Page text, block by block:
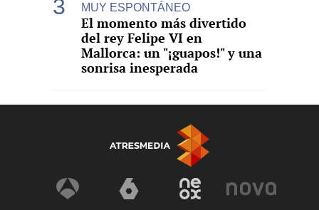
MUY ESPONTÁNEO
El momento más divertido
del rey Felipe VI en
Mallorca: un "¡guapos!" y una
sonrisa inesperada